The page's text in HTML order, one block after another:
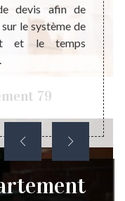
79
devis afin de
le système de
et le temps
suffit
pour